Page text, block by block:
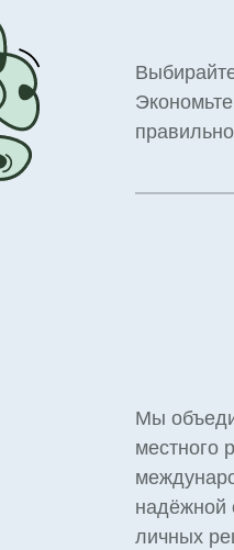
Мы
местного
надёжной
личных